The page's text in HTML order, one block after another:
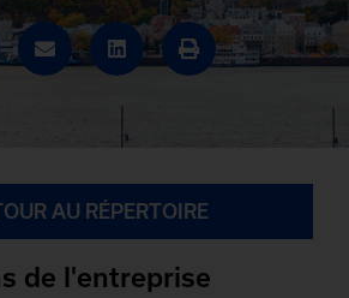
AU RÉPERTOIRE
de l'entreprise